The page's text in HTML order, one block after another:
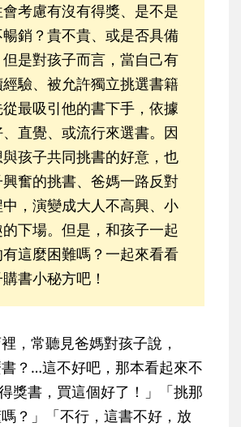
考慮有沒有得獎、是不是
銷？貴不貴、或是否具備
是對孩子而言，當自己有
驗、被允許獨立挑選書籍
最吸引他的書下手，依據
直覺、或流行來選書。因
孩子共同挑書的好意，也
奮的挑書、爸媽一路反對
，演變成大人不高興、小
下場。但是，和孩子一起
這麼困難嗎？一起來看看
書小秘方吧！
常聽見爸媽對孩子說，
書？…這不好吧，那本看起來不
獎書，買這個好了！」「挑那
？」「不行，這書不好，放